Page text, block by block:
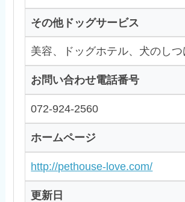
その他ドッグサービス
美容、ドッグホテル、犬のしつ
お問い合わせ電話番号
072-924-2560
ホームページ
http://pethouse-love.com/
更新日